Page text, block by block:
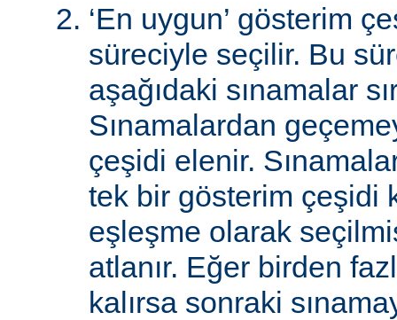
‘En uygun’ gösterim
süreciyle seçilir. Bu
aşağıdaki sınamalar
Sınamalardan
çeşidi elenir.
tek bir gösterim çeşidi
eşleşme olarak
atlanır. Eğer birden
kalırsa sonraki